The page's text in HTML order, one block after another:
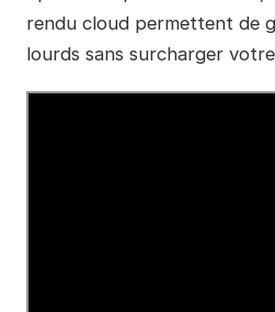
rendu cloud permettent de
lourds sans surcharger